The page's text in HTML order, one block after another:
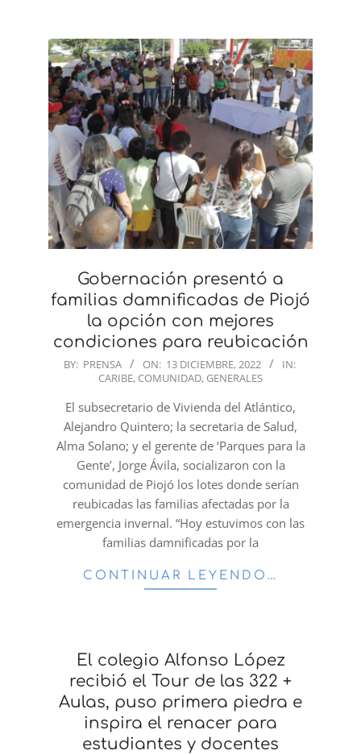
Gobernación presentó a
familias damnificadas de Piojó
la opción con mejores
condiciones para reubicación
2022-
BY: PRENSA ON: 13 DICIEMBRE, 2022
IN:
CARIBE, COMUNIDAD, GENERALES
El subsecretario de Vivienda del Atlántico,
Alejandro Quintero; la secretaria de Salud,
Alma Solano; y el gerente de ‘Parques para la
Gente’, Jorge Ávila, socializaron con la
comunidad de Piojó los lotes donde serían
reubicadas las familias afectadas por la
emergencia invernal. “Hoy estuvimos con las
familias damnificadas por la
CONTINUAR LEYENDO…
El colegio Alfonso López
recibió el Tour de las 322 +
Aulas, puso primera piedra e
inspira el renacer para
estudiantes y docentes